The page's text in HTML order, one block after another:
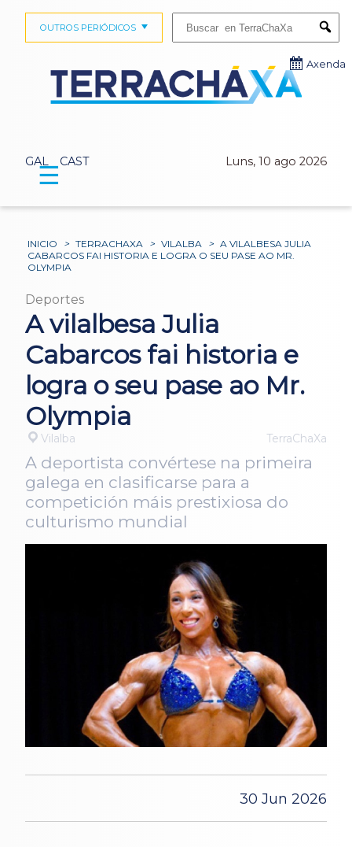
GAL CAST Luns, 10 ago 2026
OUTROS PERIÓDICOS
Axenda
☰
INICIO > TERRACHAXA > VILALBA > A VILALBESA JULIA
CABARCOS FAI HISTORIA E LOGRA O SEU PASE AO MR.
OLYMPIA
Deportes
A vilalbesa Julia
Cabarcos fai historia e
logra o seu pase ao Mr.
Olympia
Vilalba TerraChaXa
A deportista convértese na primeira
galega en clasificarse para a
competición máis prestixiosa do
culturismo mundial
30 Jun 2026